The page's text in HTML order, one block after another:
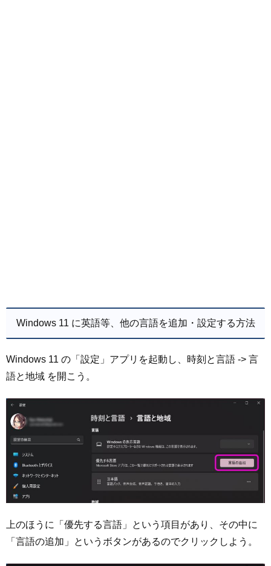
Windows 11 に英語等、他の言語を追加・設定する方法
Windows 11 の「設定」アプリを起動し、時刻と言語 -> 言
語と地域 を開こう。
上のほうに「優先する言語」という項目があり、その中に
「言語の追加」というボタンがあるのでクリックしよう。